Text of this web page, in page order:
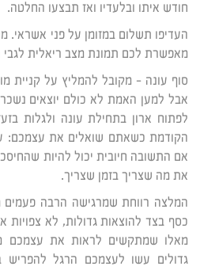
חודש איתו ובלעדיו ואז תבצעו החלטה.
העדיפו תשלום במזומן על פני אשראי.
מאפשרת לכם תמונת מצב ריאלית לגבי
סוף עונה – מקובל להמליץ על קניית
אבל למען האמת לא כולם יוצאים
לפתוח ארון בתחילת עונה ולגלות
הקודמת כשאתם שואלים את עצמכם:
אם התשובה חיובית יכול להיות
את מה שצריך בזמן שצריך.
המלצה רווחת שמרגישה הרבה
כסף בצד להוצאות גדולות, לא
מאלו שמתקשים לראות את עצמכם
גדולים עשו לעצמכם הרגל להפריש